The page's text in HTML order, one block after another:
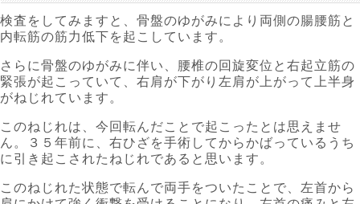
検査をしてみますと、骨盤のゆがみにより両側の腸腰筋と
内転筋の筋力低下を起こしています。
さらに骨盤のゆがみに伴い、腰椎の回旋変位と右起立筋の
緊張が起こっていて、右肩が下がり左肩が上がって上半身
がねじれています。
このねじれは、今回転んだことで起こったとは思えませ
ん。３５年前に、右ひざを手術してからかばっているうち
に引き起こされたねじれであると思います。
このねじれた状態で転んで両手をついたことで、左首から